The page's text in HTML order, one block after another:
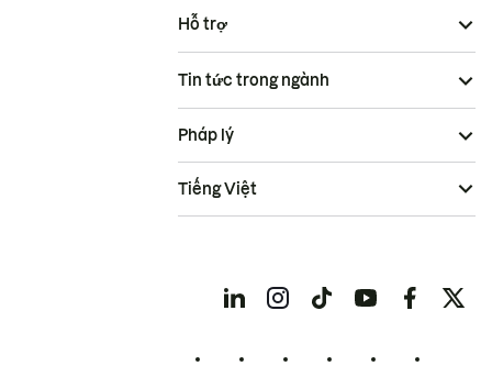
Hỗ trợ
Tin tức trong ngành
Pháp lý
Tiếng Việt